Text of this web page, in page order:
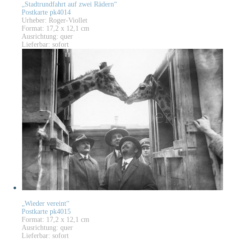
„Stadtrundfahrt auf zwei Rädern“
Postkarte pk4014
Urheber: Roger-Viollet
Format: 17,2 x 12,1 cm
Ausrichtung: quer
Lieferbar: sofort
„Wieder vereint“
Postkarte pk4015
Format: 17,2 x 12,1 cm
Ausrichtung: quer
Lieferbar: sofort